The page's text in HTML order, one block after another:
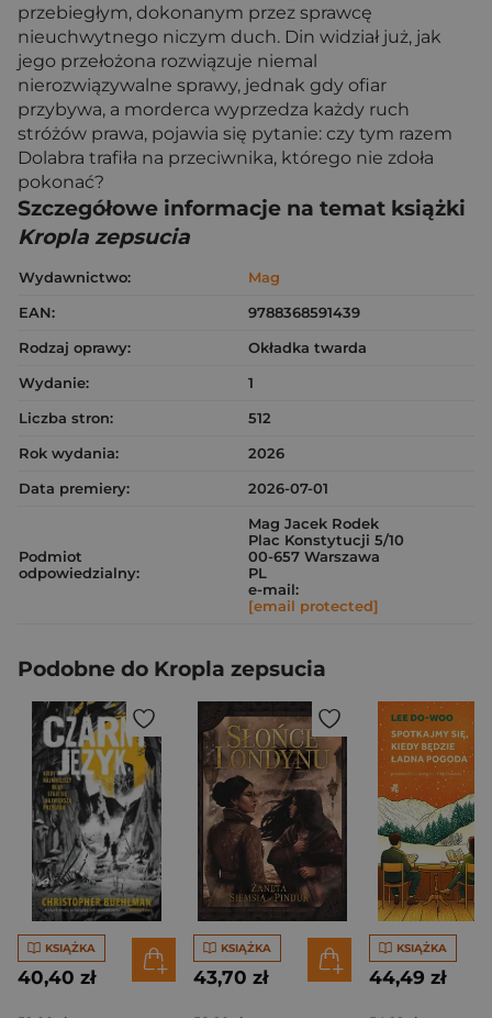
przebiegłym, dokonanym przez sprawcę
nieuchwytnego niczym duch. Din widział już, jak
jego przełożona rozwiązuje niemal
nierozwiązywalne sprawy, jednak gdy ofiar
przybywa, a morderca wyprzedza każdy ruch
stróżów prawa, pojawia się pytanie: czy tym razem
Dolabra trafiła na przeciwnika, którego nie zdoła
pokonać?
Szczegółowe informacje na temat książki
Kropla zepsucia
Wydawnictwo:
Mag
EAN:
9788368591439
Rodzaj oprawy:
Okładka twarda
Wydanie:
1
Liczba stron:
512
Rok wydania:
2026
Data premiery:
2026-07-01
Podmiot
odpowiedzialny:
Mag Jacek Rodek
Plac Konstytucji 5/10
00-657 Warszawa
PL
e-mail:
[email protected]
Podobne do Kropla zepsucia
KSIĄŻKA
40,40 zł
KSIĄŻKA
43,70 zł
KSIĄŻKA
44,49 zł